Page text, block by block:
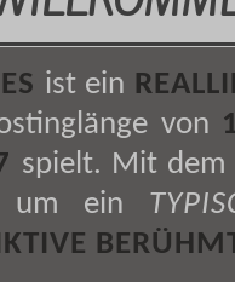
ist ein
von
spielt. Mit
um ein